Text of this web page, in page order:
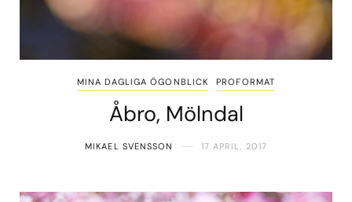
MINA DAGLIGA ÖGONBLICK PROFORMAT
Åbro, Mölndal
MIKAEL SVENSSON 17 APRIL, 2017